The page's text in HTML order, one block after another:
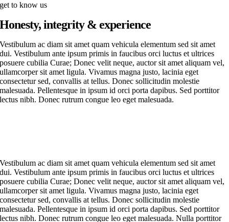
get to know us
Honesty, integrity & experience
Vestibulum ac diam sit amet quam vehicula elementum sed sit amet
dui. Vestibulum ante ipsum primis in faucibus orci luctus et ultrices
posuere cubilia Curae; Donec velit neque, auctor sit amet aliquam vel,
ullamcorper sit amet ligula. Vivamus magna justo, lacinia eget
consectetur sed, convallis at tellus. Donec sollicitudin molestie
malesuada. Pellentesque in ipsum id orci porta dapibus. Sed porttitor
lectus nibh. Donec rutrum congue leo eget malesuada.
Vestibulum ac diam sit amet quam vehicula elementum sed sit amet
dui. Vestibulum ante ipsum primis in faucibus orci luctus et ultrices
posuere cubilia Curae; Donec velit neque, auctor sit amet aliquam vel,
ullamcorper sit amet ligula. Vivamus magna justo, lacinia eget
consectetur sed, convallis at tellus. Donec sollicitudin molestie
malesuada. Pellentesque in ipsum id orci porta dapibus. Sed porttitor
lectus nibh. Donec rutrum congue leo eget malesuada. Nulla porttitor